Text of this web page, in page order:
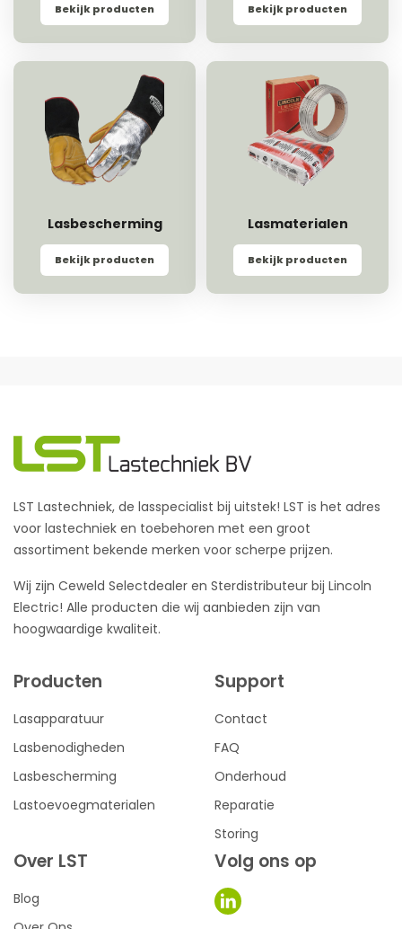
Bekijk producten Bekijk producten
Lasbescherming
Bekijk producten
Lasmaterialen
Bekijk producten
LST Lastechniek, de lasspecialist bij uitstek! LST is het adres
voor lastechniek en toebehoren met een groot
assortiment bekende merken voor scherpe prijzen.
Wij zijn Ceweld Selectdealer en Sterdistributeur bij Lincoln
Electric! Alle producten die wij aanbieden zijn van
hoogwaardige kwaliteit.
Producten
Lasapparatuur
Lasbenodigheden
Lasbescherming
Lastoevoegmaterialen
Support
Contact
FAQ
Onderhoud
Reparatie
Storing
Over LST
Blog
Volg ons op